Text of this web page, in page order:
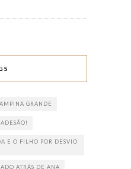
GRANDE
E O FILHO POR DESVIO
ATRÁS DE ANA